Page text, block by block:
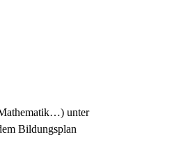
unter
Bildungsplan